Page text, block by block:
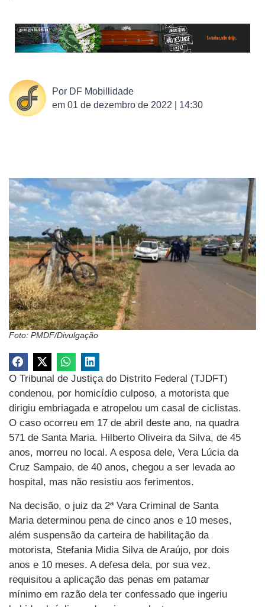
Por DF Mobillidade
em 01 de dezembro de 2022 | 14:30
Foto: PMDF/Divulgação
O Tribunal de Justiça do Distrito Federal (TJDFT)
condenou, por homicídio culposo, a motorista que
dirigiu embriagada e atropelou um casal de ciclistas.
O caso ocorreu em 17 de abril deste ano, na quadra
571 de Santa Maria. Hilberto Oliveira da Silva, de 45
anos, morreu no local. A esposa dele, Vera Lúcia da
Cruz Sampaio, de 40 anos, chegou a ser levada ao
hospital, mas não resistiu aos ferimentos.
Na decisão, o juiz da 2ª Vara Criminal de Santa
Maria determinou pena de cinco anos e 10 meses,
além suspensão da carteira de habilitação da
motorista, Stefania Midia Silva de Araújo, por dois
anos e 10 meses. A defesa dela, por sua vez,
requisitou a aplicação das penas em patamar
mínimo em razão dela ter confessado que ingeriu